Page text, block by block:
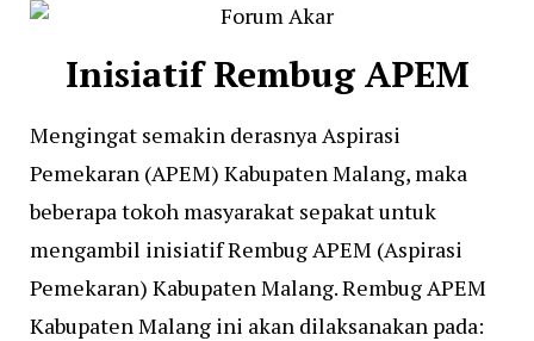
Inisiatif Rembug APEM
Mengingat semakin derasnya Aspirasi
Pemekaran (APEM) Kabupaten Malang, maka
beberapa tokoh masyarakat sepakat untuk
mengambil inisiatif Rembug APEM (Aspirasi
Pemekaran) Kabupaten Malang. Rembug APEM
Kabupaten Malang ini akan dilaksanakan pada: